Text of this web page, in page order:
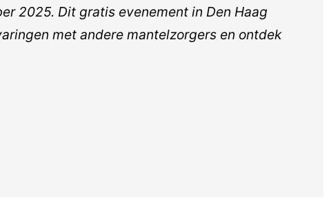
2025. Dit gratis evenement in Den Haag
met andere mantelzorgers en ontdek